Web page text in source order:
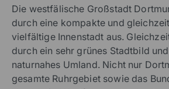
Die westfälische Großstadt
durch eine kompakte und
vielfältige Innenstadt aus.
durch ein sehr grünes Stadtbild
naturnahes Umland. Nicht nur
gesamte Ruhrgebiet sowie das